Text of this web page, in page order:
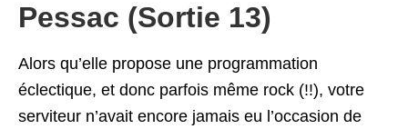
Pessac (Sortie 13)
Alors qu’elle propose une programmation
éclectique, et donc parfois même rock (!!), votre
serviteur n’avait encore jamais eu l’occasion de